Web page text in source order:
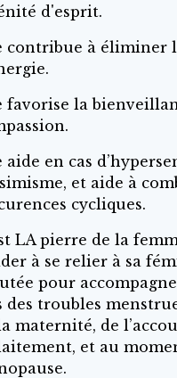
d'esprit.
contribue à éliminer
favorise la
aide en cas
et aide à
cycliques.
LA pierre de la
à se relier à sa
pour
des troubles
maternité, de
et au